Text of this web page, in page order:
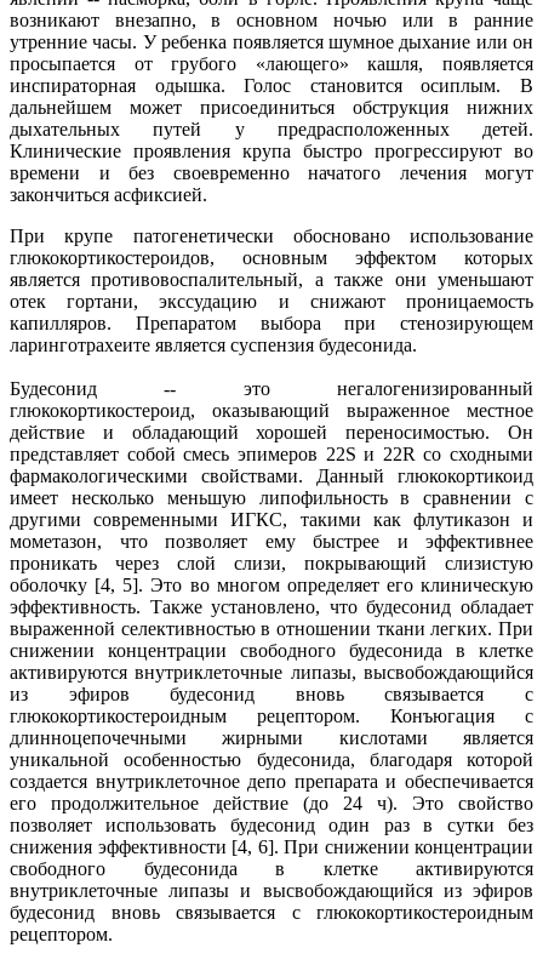
возникают внезапно, в основном ночью или в ранние
утренние часы. У ребенка появляется шумное дыхание или он
просыпается от грубого «лающего» кашля, появляется
инспираторная одышка. Голос становится осиплым. В
дальнейшем может присоединиться обструкция нижних
дыхательных путей у предрасположенных детей.
Клинические проявления крупа быстро прогрессируют во
времени и без своевременно начатого лечения могут
закончиться асфиксией.
При крупе патогенетически обосновано использование
глюкокортикостероидов, основным эффектом которых
является противовоспалительный, а также они уменьшают
отек гортани, экссудацию и снижают проницаемость
капилляров. Препаратом выбора при стенозирующем
ларинготрахеите является суспензия будесонида.
Будесонид -- это негалогенизированный
глюкокортикостероид, оказывающий выраженное местное
действие и обладающий хорошей переносимостью. Он
представляет собой смесь эпимеров 22S и 22R со сходными
фармакологическими свойствами. Данный глюкокортикоид
имеет несколько меньшую липофильность в сравнении с
другими современными ИГКС, такими как флутиказон и
мометазон, что позволяет ему быстрее и эффективнее
проникать через слой слизи, покрывающий слизистую
оболочку [4, 5]. Это во многом определяет его клиническую
эффективность. Также установлено, что будесонид обладает
выраженной селективностью в отношении ткани легких. При
снижении концентрации свободного будесонида в клетке
активируются внутриклеточные липазы, высвобождающийся
из эфиров будесонид вновь связывается с
глюкокортикостероидным рецептором. Конъюгация с
длинноцепочечными жирными кислотами является
уникальной особенностью будесонида, благодаря которой
создается внутриклеточное депо препарата и обеспечивается
его продолжительное действие (до 24 ч). Это свойство
позволяет использовать будесонид один раз в сутки без
снижения эффективности [4, 6]. При снижении концентрации
свободного будесонида в клетке активируются
внутриклеточные липазы и высвобождающийся из эфиров
будесонид вновь связывается с глюкокортикостероидным
рецептором.